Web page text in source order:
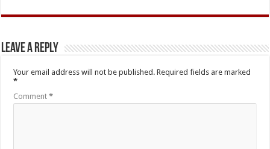
Leave a Reply
Your email address will not be published. Required fields are marked
*
Comment*